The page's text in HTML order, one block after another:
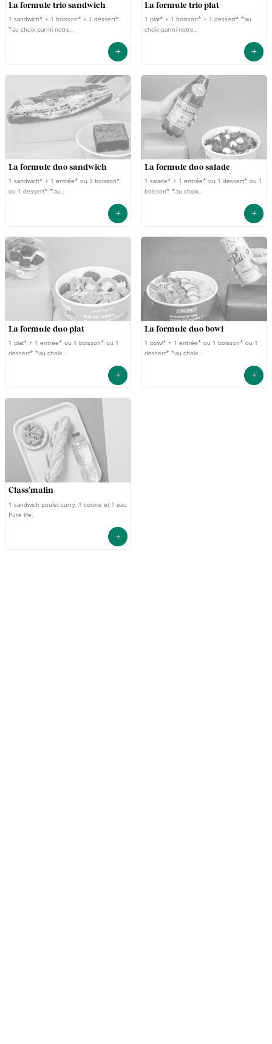
la formule trio sandwich
1 sandwich* + 1 boisson* + 1 dessert*
*au choix parmi notre...
+
la formule trio plat
1 plat* + 1 boisson* + 1 dessert* *au
choix parmi notre...
+
la formule duo sandwich
1 sandwich* + 1 entrée* ou 1 boisson*
ou 1 dessert* *au...
+
la formule duo salade
1 salade* + 1 entrée* ou 1 dessert* ou 1
boisson* *au choix...
+
la formule duo plat
1 plat* + 1 entrée* ou 1 boisson* ou 1
dessert* *au choix...
+
la formule duo bowl
1 bowl* + 1 entrée* ou 1 boisson* ou 1
dessert* *au choix...
+
class'malin
1 sandwich poulet curry, 1 cookie et 1 eau
Pure life.
+